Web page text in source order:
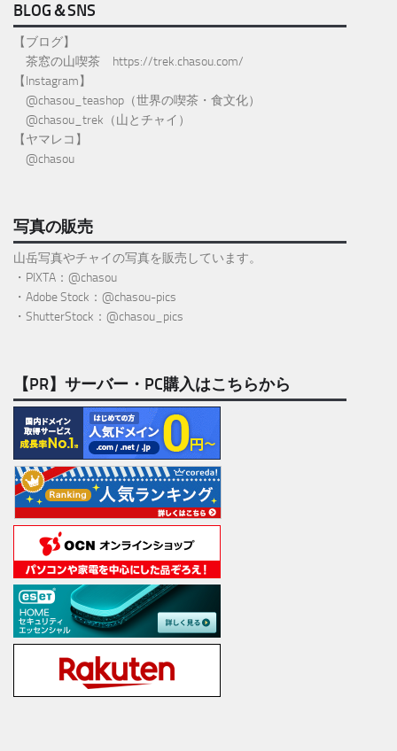
BLOG＆SNS
【ブログ】
茶窓の山喫茶 https://trek.chasou.com/
【Instagram】
@chasou_teashop （世界の喫茶・食文化）
@chasou_trek （山とチャイ）
【ヤマレコ】
@chasou
写真の販売
山岳写真やチャイの写真を販売しています。
・PIXTA：@chasou
・Adobe Stock：@chasou-pics
・ShutterStock：@chasou_pics
【PR】サーバー・PC購入はこちらから